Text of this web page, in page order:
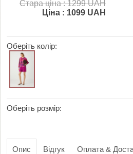
Стара ціна : 1299 UAH
Ціна : 1099 UAH
Оберіть колір:
Оберіть розмір:
Опис Відгук Оплата &